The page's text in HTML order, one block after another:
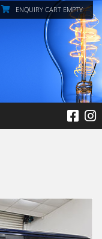
ENQUIRY CART EMPTY